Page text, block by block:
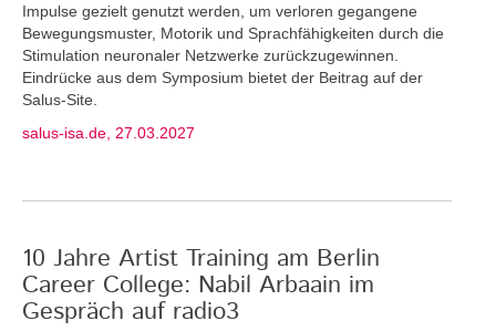
Impulse gezielt genutzt werden, um verloren gegangene
Bewegungsmuster, Motorik und Sprachfähigkeiten durch die
Stimulation neuronaler Netzwerke zurückzugewinnen.
Eindrücke aus dem Symposium bietet der Beitrag auf der
Salus-Site.
salus-isa.de, 27.03.2027
10 Jahre Artist Training am Berlin
Career College: Nabil Arbaain im
Gespräch auf radio3